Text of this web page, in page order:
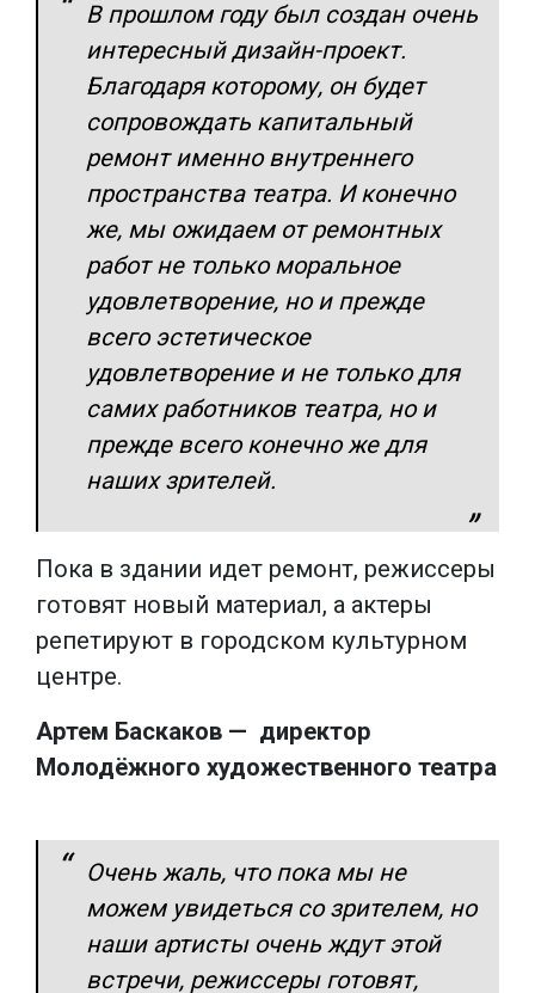
В прошлом году был создан очень
интересный дизайн-проект.
Благодаря которому, он будет
сопровождать капитальный
ремонт именно внутреннего
пространства театра. И конечно
же, мы ожидаем от ремонтных
работ не только моральное
удовлетворение, но и прежде
всего эстетическое
удовлетворение и не только для
самих работников театра, но и
прежде всего конечно же для
наших зрителей.
Пока в здании идет ремонт, режиссеры
готовят новый материал, а актеры
репетируют в городском культурном
центре.
Артем Баскаков — директор
Молодёжного художественного театра
Очень жаль, что пока мы не
можем увидеться со зрителем, но
наши артисты очень ждут этой
встречи, режиссеры готовят,